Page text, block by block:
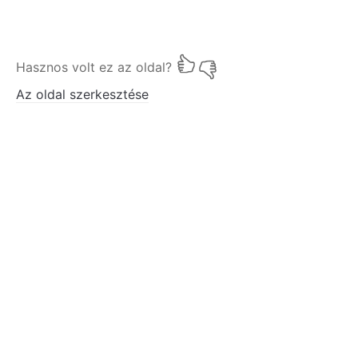
Hasznos volt ez az oldal?
Az oldal szerkesztése